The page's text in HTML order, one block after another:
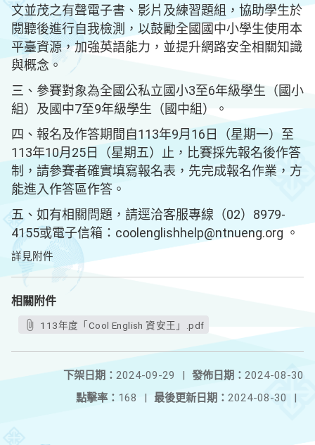
文並茂之有聲電子書、影片及練習題組，協助學生於
閱聽後進行自我檢測，以鼓勵全國國中小學生使用本
平臺資源，加強英語能力，並提升網路安全相關知識
與概念。
三、參賽對象為全國公私立國小3至6年級學生（國小
組）及國中7至9年級學生（國中組）。
四、報名及作答期間自113年9月16日（星期一）至
113年10月25日（星期五）止，比賽採先報名後作答
制，請參賽者確實填寫報名表，先完成報名作業，方
能進入作答區作答。
五、如有相關問題，請逕洽客服專線（02）8979-
4155或電子信箱：coolenglishhelp@ntnueng.org 。
詳見附件
相關附件
113年度「Cool English 資安王」.pdf
發佈日期： 2024-08-30
下架日期： 2024-09-29
|
最後更新日期： 2024-08-30 |
點擊率： 168 |